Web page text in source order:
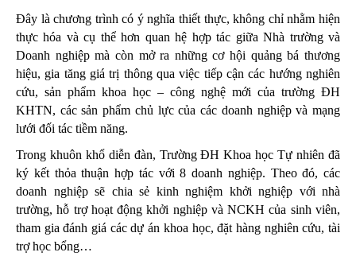
Đây là chương trình có ý nghĩa thiết thực, không chỉ nhằm hiện
thực hóa và cụ thể hơn quan hệ hợp tác giữa Nhà trường và
Doanh nghiệp mà còn mở ra những cơ hội quảng bá thương
hiệu, gia tăng giá trị thông qua việc tiếp cận các hướng nghiên
cứu, sản phẩm khoa học – công nghệ mới của trường ĐH
KHTN, các sản phẩm chủ lực của các doanh nghiệp và mạng
lưới đối tác tiềm năng.
Trong khuôn khổ diễn đàn, Trường ĐH Khoa học Tự nhiên đã
ký kết thỏa thuận hợp tác với 8 doanh nghiệp. Theo đó, các
doanh nghiệp sẽ chia sẻ kinh nghiệm khởi nghiệp với nhà
trường, hỗ trợ hoạt động khởi nghiệp và NCKH của sinh viên,
tham gia đánh giá các dự án khoa học, đặt hàng nghiên cứu, tài
trợ học bổng…